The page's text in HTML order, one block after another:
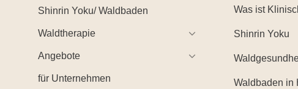
Shinrin Yoku/ Waldbaden
Waldtherapie
Angebote
für Unternehmen
Was ist
Shinrin Yoku
Waldbaden in